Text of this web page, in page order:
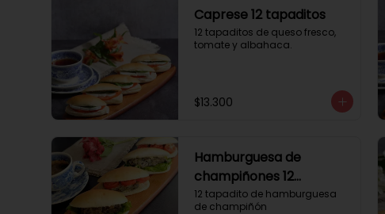
Caprese 12 tapaditos
12 tapaditos de queso fresco,
tomate y albahaca.
$13.300
Hamburguesa de
champiñones 12
tapaditos
12 tapadito de hamburguesa
de champiñón